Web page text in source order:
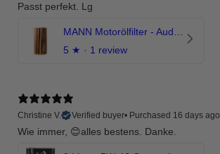
Passt perfekt. Lg
5 ★ · 1 review
Christine V.
Verified buyer• Purchased 16 days ago
Wie immer, 😊alles bestens. Danke.